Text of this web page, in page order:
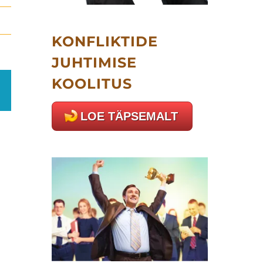
KONFLIKTIDE
JUHTIMISE
KOOLITUS
LOE TÄPSEMALT